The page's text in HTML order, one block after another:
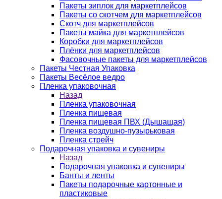
Пакеты зиплок для маркетплейсов
Пакеты со скотчем для маркетплейсов
Скотч для маркетплейсов
Пакеты майка для маркетплейсов
Коробки для маркетплейсов
Плёнки для маркетплейсов
Фасовочные пакеты для маркетплейсов
Пакеты Честная Упаковка
Пакеты Весёлое ведро
Пленка упаковочная
Назад
Пленка упаковочная
Пленка пищевая
Пленка пищевая ПВХ (Дышащая)
Пленка воздушно-пузырьковая
Пленка стрейч
Подарочная упаковка и сувениры
Назад
Подарочная упаковка и сувениры
Банты и ленты
Пакеты подарочные картонные и
пластиковые